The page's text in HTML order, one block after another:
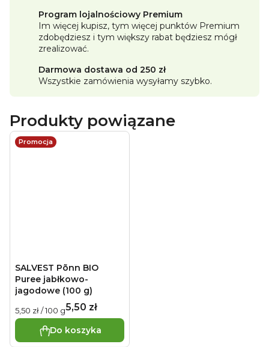
Program lojalnościowy Premium
Im więcej kupisz, tym więcej punktów Premium
zdobędziesz i tym większy rabat będziesz mógł
zrealizować.
Darmowa dostawa od 250 zł
Wszystkie zamówienia wysyłamy szybko.
Produkty powiązane
Promocja
SALVEST Põnn BIO
Puree jabłkowo-
jagodowe (100 g)
5,50 zł
Cena
jednostkowa:
5,50 zł / 100 g
Do koszyka